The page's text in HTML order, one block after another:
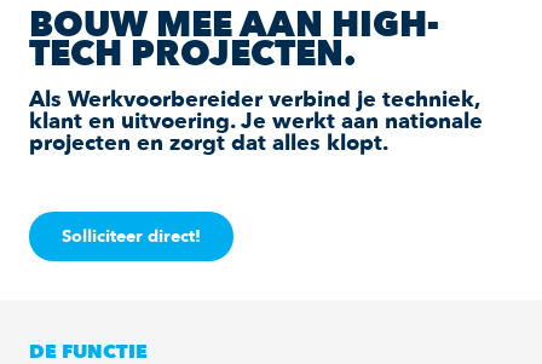
BOUW MEE AAN HIGH-
TECH PROJECTEN.
Als Werkvoorbereider verbind je techniek,
klant en uitvoering. Je werkt aan nationale
projecten en zorgt dat alles klopt.
Solliciteer direct!
DE FUNCTIE